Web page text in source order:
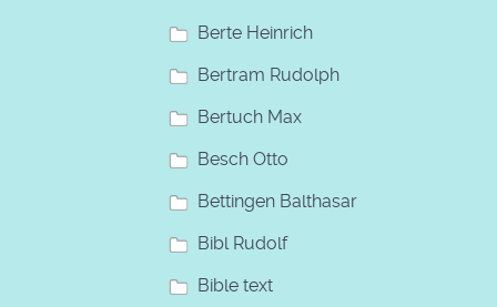
Berte Heinrich
Bertram Rudolph
Bertuch Max
Besch Otto
Bettingen Balthasar
Bibl Rudolf
Bible text